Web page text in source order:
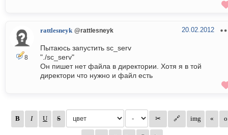
8
rattlesneyk @rattlesneyk 20.02.2012
Пытаюсь запустить sc_serv
"./sc_serv"
Он пишет нет файла в директории. Хотя я в той
директори что нужно и файл есть